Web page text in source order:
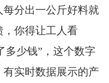
分出一公斤好料就
你得让工人看
多少钱”，这个数字
有实时数据展示的产